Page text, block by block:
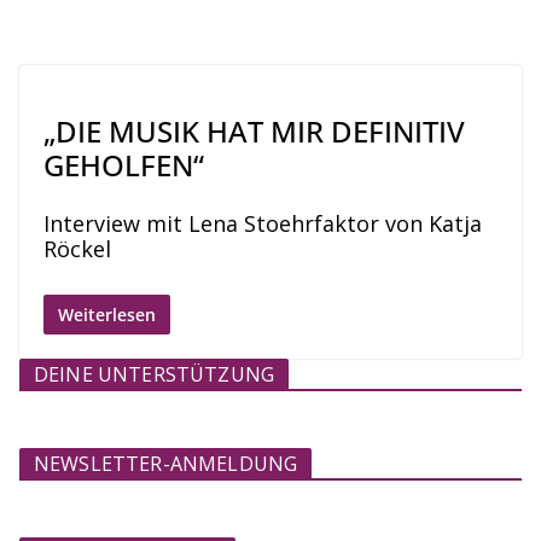
„DIE MUSIK HAT MIR DEFINITIV
GEHOLFEN“
Interview mit Lena Stoehrfaktor von Katja
Röckel
Weiterlesen
DEINE UNTERSTÜTZUNG
NEWSLETTER-ANMELDUNG